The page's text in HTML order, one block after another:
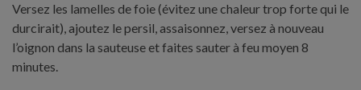
Versez les lamelles de foie (évitez une chaleur trop forte qui le
durcirait), ajoutez le persil, assaisonnez, versez à nouveau
l’oignon dans la sauteuse et faites sauter à feu moyen 8
minutes.